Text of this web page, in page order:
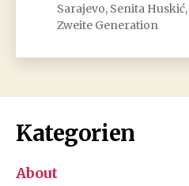
Sarajevo, Senita Huskić,
Zweite Generation
Kategorien
About